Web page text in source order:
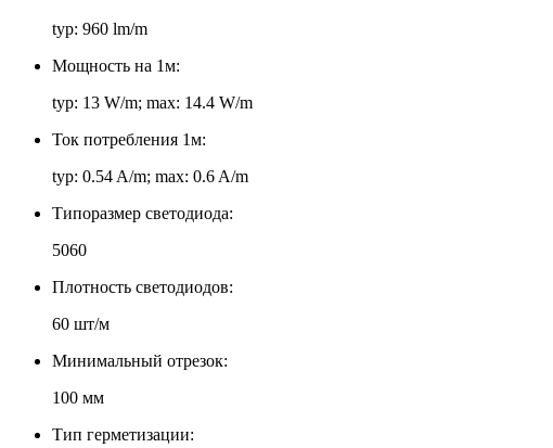
typ: 960 lm/m
Мощность на 1м:
typ: 13 W/m; max: 14.4 W/m
Ток потребления 1м:
typ: 0.54 A/m; max: 0.6 A/m
Типоразмер светодиода:
5060
Плотность светодиодов:
60 шт/м
Минимальный отрезок:
100 мм
Тип герметизации: